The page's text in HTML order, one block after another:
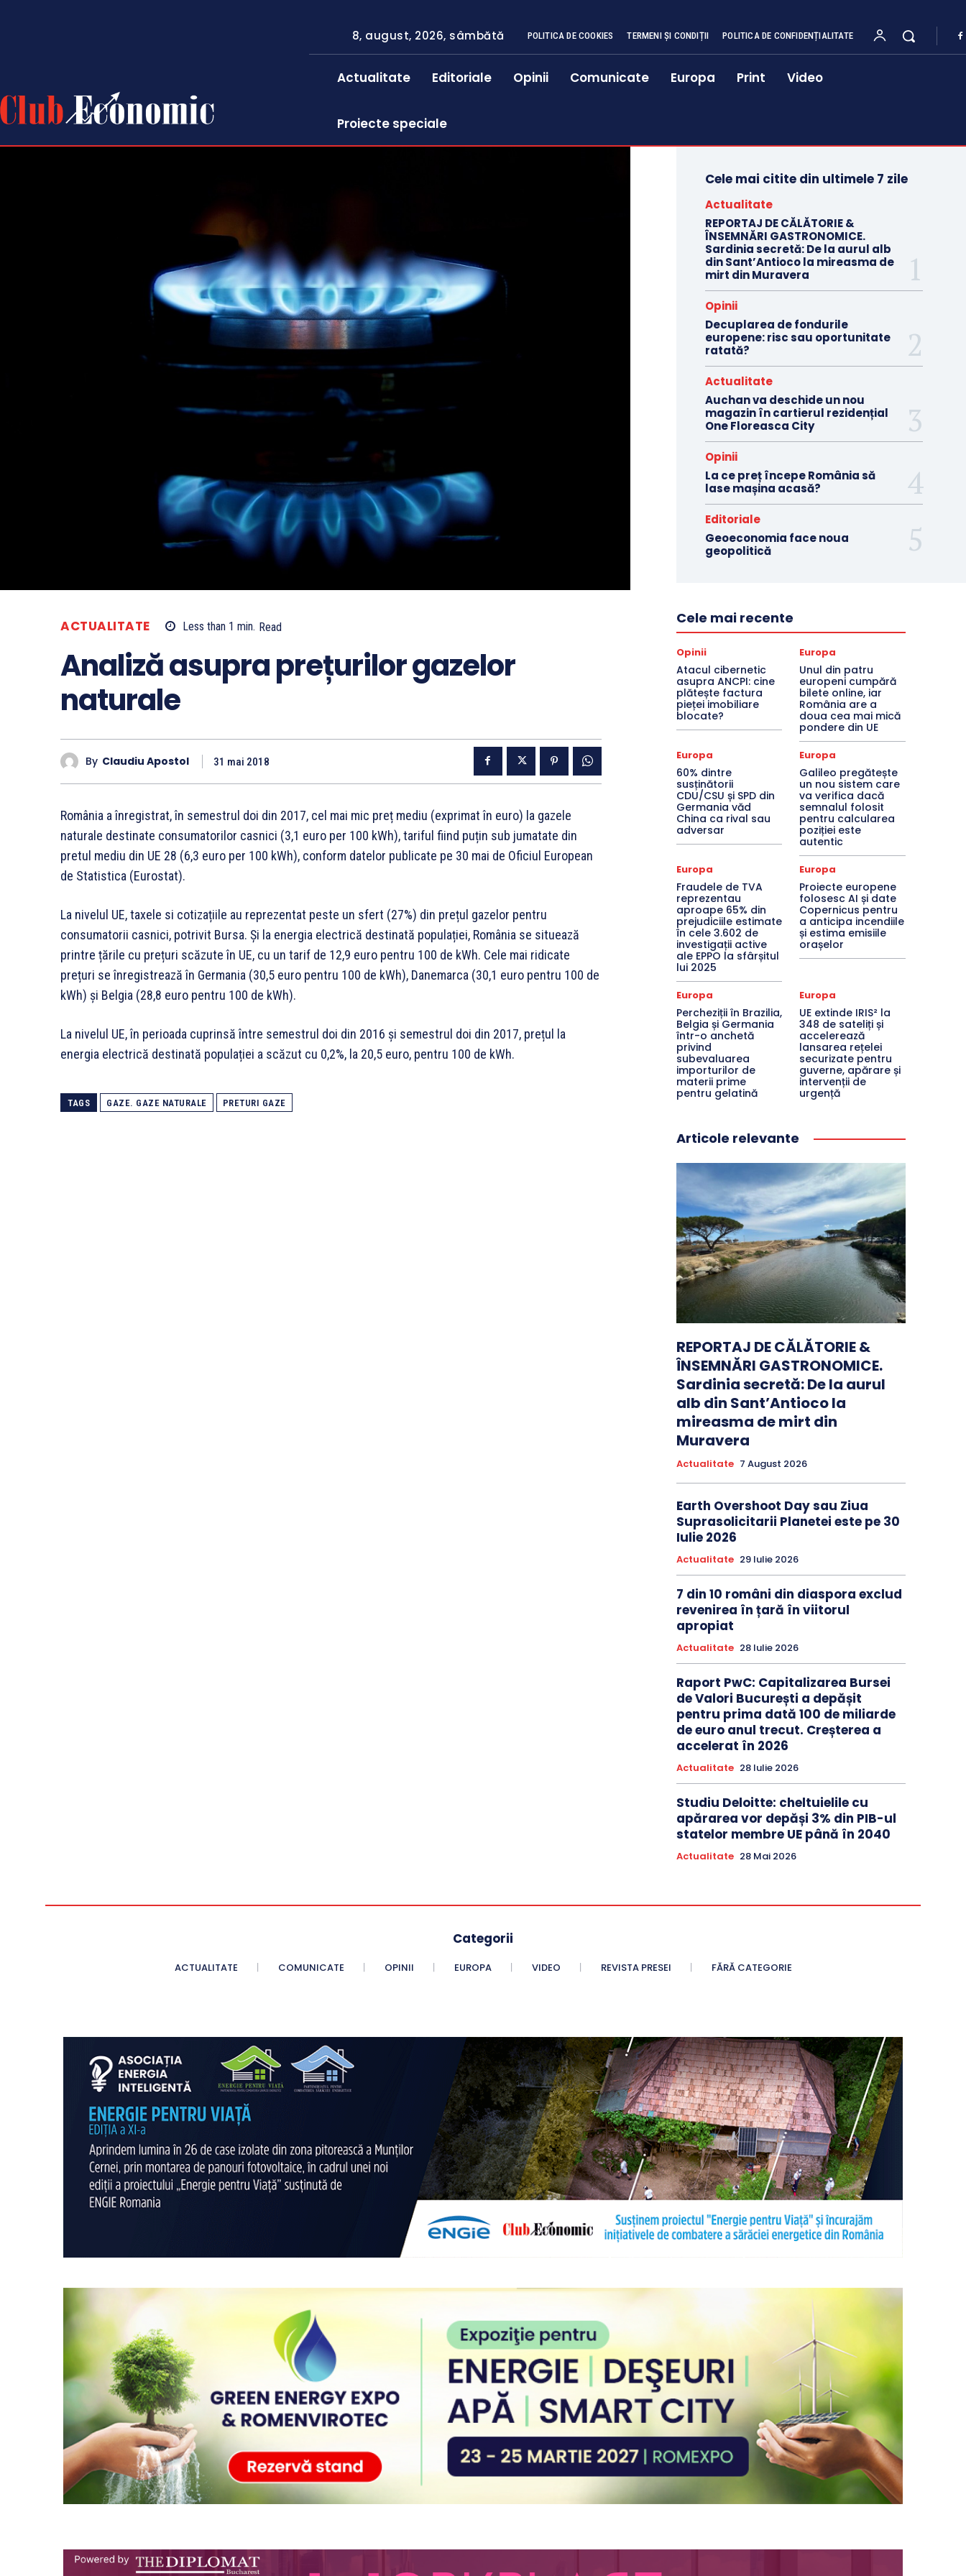
8, august, 2026, sâmbătă POLITICA DE COOKIES TERMENI ȘI CONDIȚII POLITICA DE CONFIDENȚIALITATE
Actualitate Editoriale Opinii Comunicate Europa Print Video
Proiecte speciale
ACTUALITATE Less than 1 min. Read
Analiză asupra prețurilor gazelor
naturale
By Claudiu Apostol 31 mai 2018
România a înregistrat, în semestrul doi din 2017, cel mai mic preț mediu (exprimat în euro) la gazele
naturale destinate consumatorilor casnici (3,1 euro per 100 kWh), tariful fiind puțin sub jumatate din
pretul mediu din UE 28 (6,3 euro per 100 kWh), conform datelor publicate pe 30 mai de Oficiul European
de Statistica (Eurostat).
La nivelul UE, taxele si cotizațiile au reprezentat peste un sfert (27%) din prețul gazelor pentru
consumatorii casnici, potrivit Bursa. Și la energia electrică destinată populației, România se situează
printre țările cu prețuri scăzute în UE, cu un tarif de 12,9 euro pentru 100 de kWh. Cele mai ridicate
prețuri se înregistrează în Germania (30,5 euro pentru 100 de kWh), Danemarca (30,1 euro pentru 100 de
kWh) și Belgia (28,8 euro pentru 100 de kWh).
La nivelul UE, în perioada cuprinsă între semestrul doi din 2016 și semestrul doi din 2017, prețul la
energia electrică destinată populației a scăzut cu 0,2%, la 20,5 euro, pentru 100 de kWh.
TAGS GAZE. GAZE NATURALE PRETURI GAZE
Cele mai citite din ultimele 7 zile
Actualitate
REPORTAJ DE CĂLĂTORIE &
ÎNSEMNĂRI GASTRONOMICE.
Sardinia secretă: De la aurul alb
din Sant’Antioco la mireasma de
mirt din Muravera
Opinii
Decuplarea de fondurile
europene: risc sau oportunitate
ratată?
Actualitate
Auchan va deschide un nou
magazin în cartierul rezidențial
One Floreasca City
Opinii
La ce preț începe România să
lase mașina acasă?
Editoriale
Geoeconomia face noua
geopolitică
Cele mai recente
Opinii
Atacul cibernetic
asupra ANCPI: cine
plătește factura
pieței imobiliare
blocate?
Europa
Unul din patru
europeni cumpără
bilete online, iar
România are a
doua cea mai mică
pondere din UE
Europa
60% dintre
susținătorii
CDU/CSU și SPD din
Germania văd
China ca rival sau
adversar
Europa
Galileo pregătește
un nou sistem care
va verifica dacă
semnalul folosit
pentru calcularea
poziției este
autentic
Europa
Fraudele de TVA
reprezentau
aproape 65% din
prejudiciile estimate
în cele 3.602 de
investigații active
ale EPPO la sfârșitul
lui 2025
Europa
Proiecte europene
folosesc AI și date
Copernicus pentru
a anticipa incendiile
și estima emisiile
orașelor
Europa
Percheziții în Brazilia,
Belgia și Germania
într-o anchetă
privind
subevaluarea
importurilor de
materii prime
pentru gelatină
Europa
UE extinde IRIS² la
348 de sateliți și
accelerează
lansarea rețelei
securizate pentru
guverne, apărare și
intervenții de
urgență
Articole relevante
REPORTAJ DE CĂLĂTORIE &
ÎNSEMNĂRI GASTRONOMICE.
Sardinia secretă: De la aurul
alb din Sant’Antioco la
mireasma de mirt din
Muravera
Actualitate 7 August 2026
Earth Overshoot Day sau Ziua
Suprasolicitarii Planetei este pe 30
Iulie 2026
Actualitate 29 Iulie 2026
7 din 10 români din diaspora exclud
revenirea în țară în viitorul
apropiat
Actualitate 28 Iulie 2026
Raport PwC: Capitalizarea Bursei
de Valori București a depășit
pentru prima dată 100 de miliarde
de euro anul trecut. Creșterea a
accelerat în 2026
Actualitate 28 Iulie 2026
Studiu Deloitte: cheltuielile cu
apărarea vor depăși 3% din PIB-ul
statelor membre UE până în 2040
Actualitate 28 Mai 2026
Categorii
ACTUALITATE COMUNICATE OPINII EUROPA VIDEO REVISTA PRESEI FĂRĂ CATEGORIE